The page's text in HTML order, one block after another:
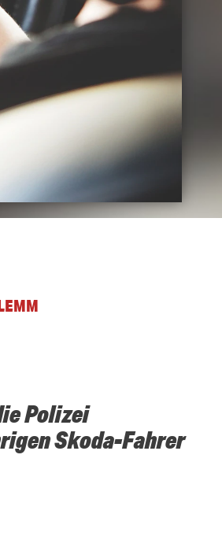
Polizei
Skoda-Fahrer